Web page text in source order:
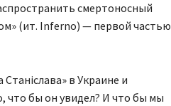
смертоносный
(ит. Inferno) — первой частью
в Украине и
что бы он увидел? И что бы мы